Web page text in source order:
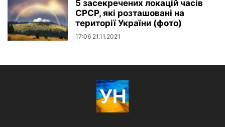
5 засекречених локацій часів
СРСР, які розташовані на
території України (фото)
17:06 21.11.2021